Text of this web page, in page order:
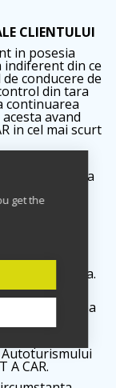
CLIENTULUI
in posesia
indiferent din ce
conducere de
din tara
continuarea
avand
in cel mai scurt
de
de o persoana
DUO
RENT A
unde se
DUO
acesteia.
conducerea
nu permita
A CAR.
get the